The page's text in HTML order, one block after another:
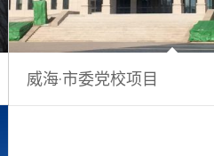
威海·市委党校项目